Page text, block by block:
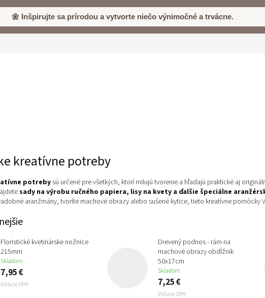
🌼 Inšpirujte sa prírodou a vytvorte niečo výnimočné a trvácne.
kreatívne potreby
potreby sú určené pre všetkých, ktorí milujú tvorenie a hľadajú praktické aj
sady na výrobu ručného papiera, lisy na kvety a ďalšie špeciálne
aranžmány, tvoríte machové obrazy alebo sušené kytice, tieto kreatívne pomôcky
Floristické kvetinárske nožnice
215mm
Skladom
7,95 €
Vrátane DPH
Drevený podnos - rám na
machové obrazy obdĺžnik
50x17cm
Skladom
7,25 €
Vrátane DPH